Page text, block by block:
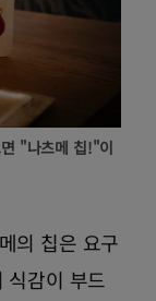
"나츠메 칩!"이
의 칩은 요구
식감이 부드